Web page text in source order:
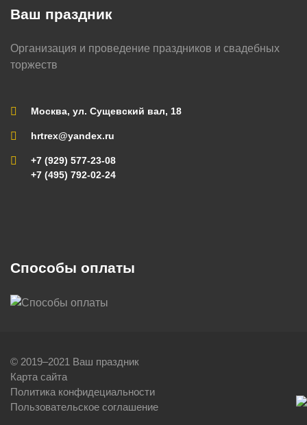
Ваш праздник
Организация и проведение праздников и свадебных
торжеств
Москва, ул. Сущевский вал, 18
hrtrex@yandex.ru
+7 (929) 577-23-08
+7 (495) 792-02-24
Способы оплаты
© 2019–2021 Ваш праздник
Карта сайта
Политика конфидециальности
Пользовательское соглашение